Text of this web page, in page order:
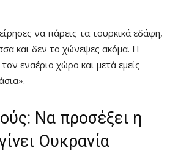
να πάρεις τα τουρκικά εδάφη,
και δεν το χώνεψες ακόμα. Η
εναέριο χώρο και μετά εμείς
Να προσέξει η
Ουκρανία